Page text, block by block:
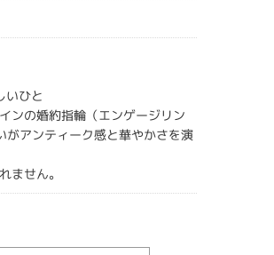
いひと
ンの婚約指輪（エンゲージリン
アンティーク感と華やかさを演
ません。